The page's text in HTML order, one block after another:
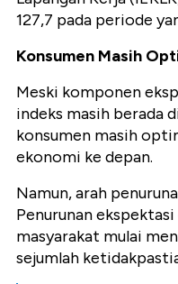
127,7 pada periode
Konsumen Masih
Meski komponen
indeks masih berada
konsumen masih
ekonomi ke depan.
Namun, arah
Penurunan
masyarakat mulai
sejumlah